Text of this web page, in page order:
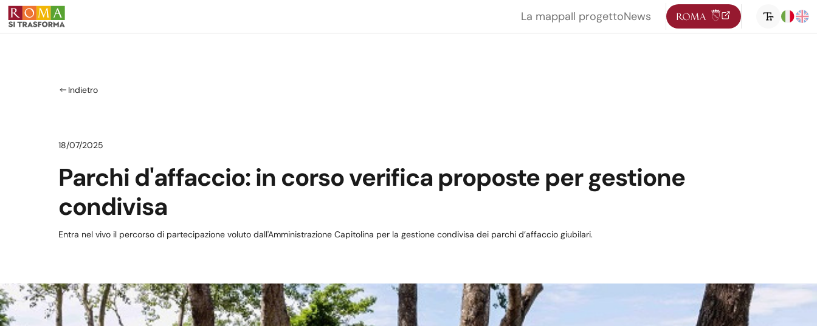
Salta al contenuto principale
La mappaIl progettoNews
Indietro
18/07/2025
Parchi d'affaccio: in corso verifica proposte per gestione
condivisa
Entra nel vivo il percorso di partecipazione voluto dall'Amministrazione Capitolina per la gestione condivisa dei parchi d’affaccio giubilari.